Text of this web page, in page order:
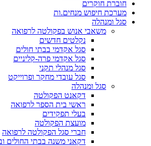
חוברת חוקרים
מערכת חיפוש מנחים.ות
סגל ומנהלה
משאבי אנוש בפקולטה לרפואה
נקלטים חדשים
סגל אקדמי בבתי חולים
סגל אקדמי פרה-קליניים
סגל מנהלי תקני
סגל עובדי מחקר ופרוייקט
סגל ומנהלה
דקאנט הפקולטה
ראשי בית הספר לרפואה
בעלי תפקידים
מועצת הפקולטה
חברי סגל הפקולטה לרפואה
דקאני משנה בבתי החולים